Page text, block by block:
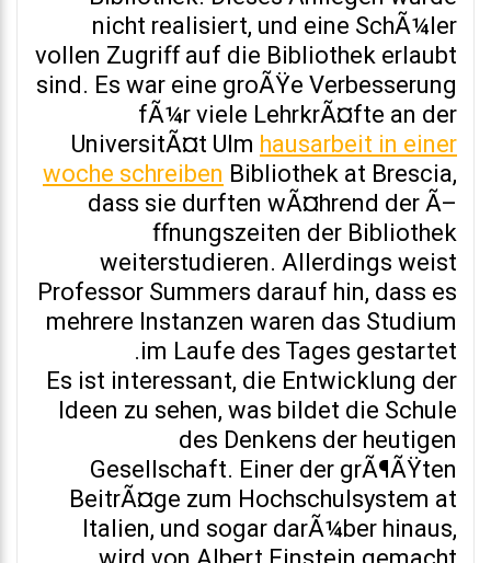
nicht realisiert, und eine SchÃ¼ler
vollen Zugriff auf die Bibliothek erlaubt
sind. Es war eine groÃŸe Verbesserung
fÃ¼r viele LehrkrÃ¤fte an der
UniversitÃ¤t Ulm hausarbeit in einer
woche schreiben Bibliothek at Brescia,
dass sie durften wÃ¤hrend der Ã–
ffnungszeiten der Bibliothek
weiterstudieren. Allerdings weist
Professor Summers darauf hin, dass es
mehrere Instanzen waren das Studium
im Laufe des Tages gestartet.
Es ist interessant, die Entwicklung der
Ideen zu sehen, was bildet die Schule
des Denkens der heutigen
Gesellschaft. Einer der grÃ¶ÃŸten
BeitrÃ¤ge zum Hochschulsystem at
Italien, und sogar darÃ¼ber hinaus,